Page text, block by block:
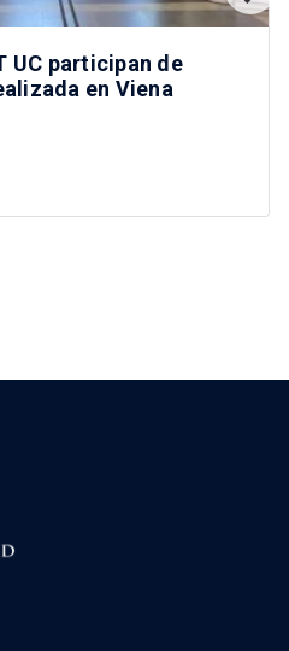
UC participan de
en Viena